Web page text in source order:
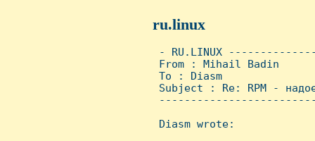
ru.linux
- RU.LINUX
From : Mihail Badin
To : Diasm
Subject : Re: RPM -
Diasm wrote: